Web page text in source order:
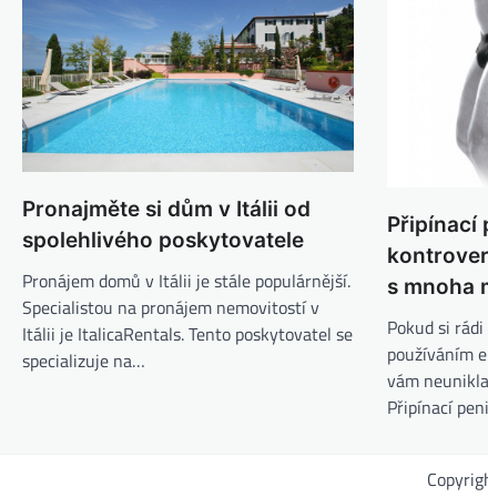
Pronajměte si dům v Itálii od
spolehlivého poskytovatele
Pronájem domů v Itálii je stále populárnější.
Specialistou na pronájem nemovitostí v
Itálii je ItalicaRentals. Tento poskytovatel se
specializuje na…
Připínací
s mnoha
Pokud si
používáním
vám
Připínací